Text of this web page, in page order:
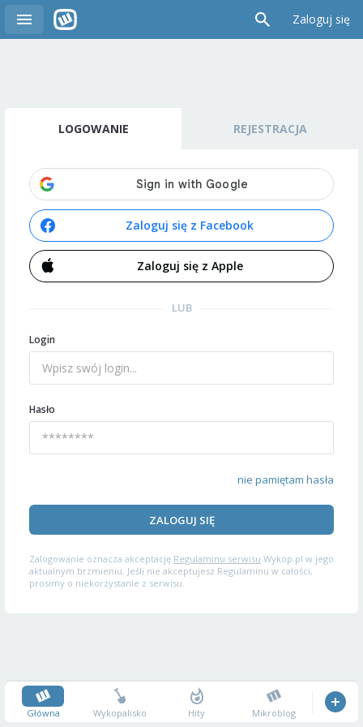
Zaloguj się
LOGOWANIE REJESTRACJA
Zaloguj się z Facebook
Zaloguj się z Apple
LUB
Login
Hasło
nie pamiętam hasła
ZALOGUJ SIĘ
Zalogowanie oznacza akceptację Regulaminu serwisu Wykop.pl w jego
aktualnym brzmieniu. Jeśli nie akceptujesz Regulaminu w całości,
prosimy o niekorzystanie z serwisu.
Główna Wykopalisko Hity Mikroblog